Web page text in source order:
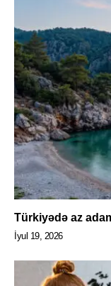
Türkiyədə az
İyul 19, 2026